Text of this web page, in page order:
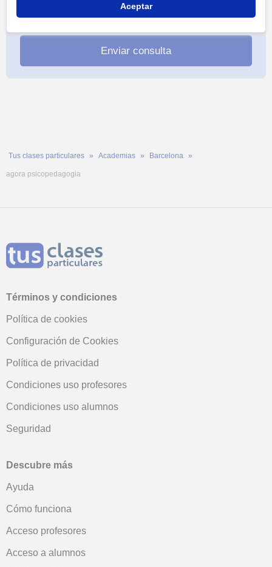
aviso legal
Tus clases particulares Academias Barcelona
agora psicopedagogia
Términos y condiciones
Política de cookies
Configuración de Cookies
Política de privacidad
Condiciones uso profesores
Condiciones uso alumnos
Seguridad
Descubre más
Ayuda
Cómo funciona
Acceso profesores
Acceso a alumnos
Aceptar